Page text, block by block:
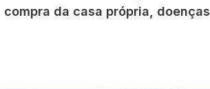
da casa própria, doenças